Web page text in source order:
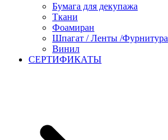
Бумага для декупажа
Ткани
Фоамиран
Шпагат / Ленты /Фурнитура
Винил
СЕРТИФИКАТЫ